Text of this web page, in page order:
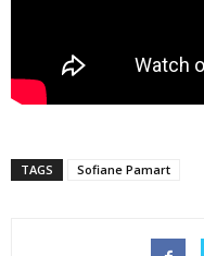
TAGS Sofiane Pamart